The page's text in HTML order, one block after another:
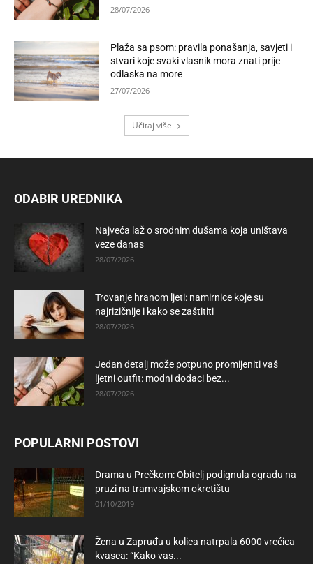
28/07/2026
Plaža sa psom: pravila ponašanja, savjeti i
stvari koje svaki vlasnik mora znati prije
odlaska na more
27/07/2026
Učitaj više
ODABIR UREDNIKA
Najveća laž o srodnim dušama koja uništava
veze danas
28/07/2026
Trovanje hranom ljeti: namirnice koje su
najrizičnije i kako se zaštititi
28/07/2026
Jedan detalj može potpuno promijeniti vaš
ljetni outfit: modni dodaci bez...
28/07/2026
POPULARNI POSTOVI
Drama u Prečkom: Obitelj podignula ogradu na
pruzi na tramvajskom okretištu
01/10/2019
Žena u Zapruđu u kolica natrpala 6000 vrećica
kvasca: “Kako vas...